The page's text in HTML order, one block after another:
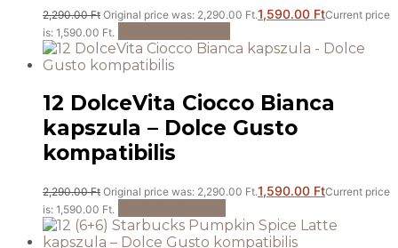
2,290.00Ft Original price was: 2,290.00 Ft.1,590.00 FtCurrent price
is: 1,590.00 Ft.
12 DolceVita Ciocco Bianca
kapszula – Dolce Gusto
kompatibilis
2,290.00Ft Original price was: 2,290.00 Ft.1,590.00 FtCurrent price
is: 1,590.00 Ft.